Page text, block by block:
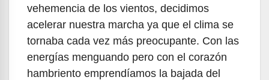
vehemencia de los vientos, decidimos
acelerar nuestra marcha ya que el clima se
tornaba cada vez más preocupante. Con las
energías menguando pero con el corazón
hambriento emprendíamos la bajada del